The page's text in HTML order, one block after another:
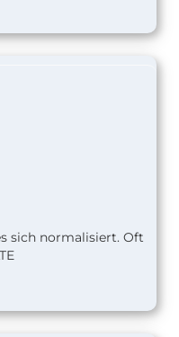
sich normalisiert. Oft